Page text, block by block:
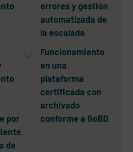
por
de
errores y gestión
automatizada de
la escalada
Funcionamiento
en una
plataforma
certificada con
archivado
conforme a GoBD